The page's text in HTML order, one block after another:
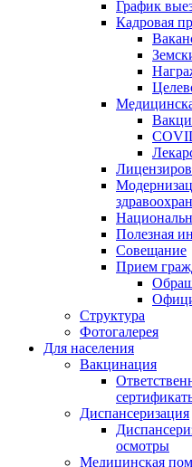
График
Кадровая
Полезная
Совещание
Прием
Структура
Фотогалерея
Для населения
Вакцинация
Диспансеризация
осмотры
Медицинская